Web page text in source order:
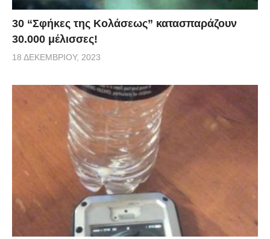
30 “Σφήκες της Κολάσεως” κατασπαράζουν
30.000 μέλισσες!
18 ΔΕΚΕΜΒΡΊΟΥ, 2023